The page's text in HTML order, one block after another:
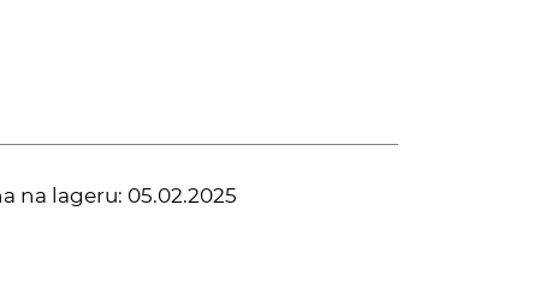
na lageru: 05.02.2025